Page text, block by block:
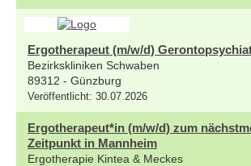
Ergotherapeut (m/w/d)
Bezirkskliniken Schwaben
89312 - Günzburg
Veröffentlicht: 30.07.2026
Ergotherapeut*in (m/w/d) zum
Zeitpunkt in Mannheim
Ergotherapie Kintea & Meckes